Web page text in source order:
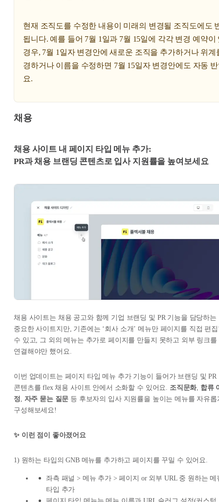
현재 조직도를 수정한 내용이 미래의 변경될 조직도에도
됩니다. 예를 들어 7월 1일과 7월 15일에 각각 변경 예약이
경우, 7월 1일자 변경안에 새로운 조직을 추가하거나 위계
경하거나 이름을 수정하면 7월 15일자 변경안에도 자동
요.
채용
채용 사이트 내 페이지 타입 메뉴 추가:
PR과 채용 브랜딩 콘텐츠로 입사 지원률을 높여보세요
채용 사이트는 채용 공고와 함께 기업 브랜딩 및 PR 기능을 담당하는
중요한 사이트지만, 기존에는 ‘회사 소개’ 메뉴만 페이지를 직접 편
수 있고, 그 외의 메뉴는 추가로 페이지를 만들지 못하고 외부 링크를
연결해야만 했어요.
이번 업데이트는 페이지 타입 메뉴 추가 기능이 들어가 브랜딩 및 PR
콘텐츠를 flex 채용 사이트 안에서 소화할 수 있어요. 조직문화, 합류
정, 자주 묻는 질문 등 후보자의 입사 지원률을 높이는 메뉴를 자유롭
구성해보세요!
✨ 이런 점이 좋아졌어요
1) 원하는 타입의 GNB 메뉴를 추가하고 페이지를 꾸밀 수 있어요.
좌측 패널 > 메뉴 추가 > 페이지 or 외부 URL 중 원하는 메
타입 추가